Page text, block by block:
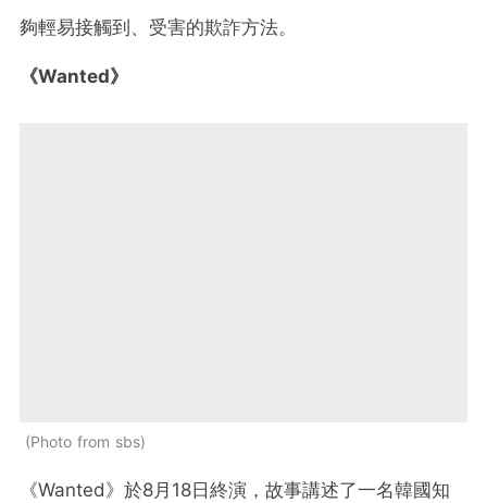
夠輕易接觸到、受害的欺詐方法。
《Wanted》
Photo from sbs
《Wanted》於8月18日終演，故事講述了一名韓國知